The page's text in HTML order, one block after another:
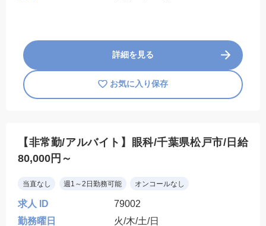
詳細を見る
お気に入り保存
【非常勤/アルバイト】眼科/千葉県松戸市/日給
80,000円～
当直なし 週1～2日勤務可能 オンコールなし
求人 ID
79002
勤務曜日
火/木/土/日